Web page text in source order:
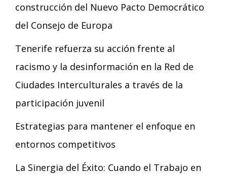
construcción del Nuevo Pacto Democrático
del Consejo de Europa
Tenerife refuerza su acción frente al
racismo y la desinformación en la Red de
Ciudades Interculturales a través de la
participación juvenil
Estrategias para mantener el enfoque en
entornos competitivos
La Sinergia del Éxito: Cuando el Trabajo en